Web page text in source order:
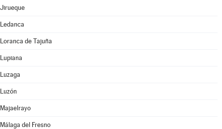
Jirueque
Ledanca
Loranca de Tajuña
Lupiana
Luzaga
Luzón
Majaelrayo
Málaga del Fresno